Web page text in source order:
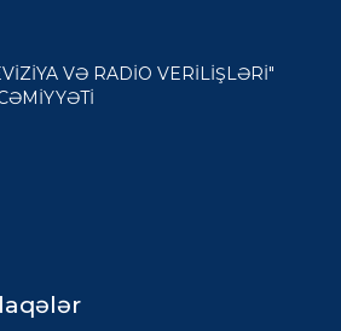
VƏ RADİO VERİLİŞLƏRİ"